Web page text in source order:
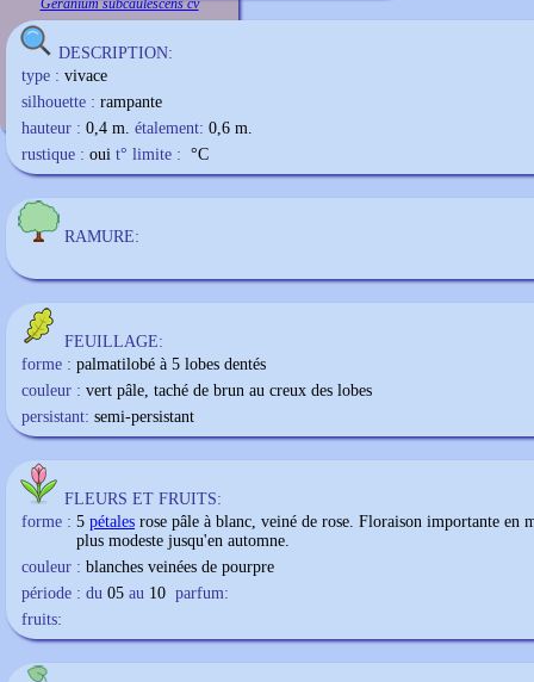
Geranium subcaulescens cv
DESCRIPTION:
type : vivace
silhouette : rampante
hauteur : 0,4 m. étalement: 0,6 m.
rustique : oui t° limite : °C
RAMURE:
FEUILLAGE:
forme : palmatilobé à 5 lobes dentés
couleur : vert pâle, taché de brun au creux des lobes
persistant: semi-persistant
FLEURS ET FRUITS:
forme : 5 pétales rose pâle à blanc, veiné de rose. Floraison importante en
plus modeste jusqu'en automne.
couleur : blanches veinées de pourpre
période : du 05 au 10 parfum:
fruits: